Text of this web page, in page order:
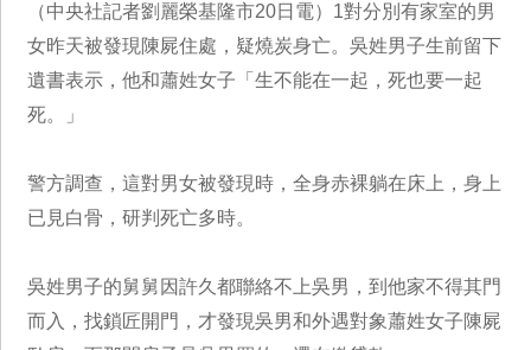
（中央社記者劉麗榮基隆市20日電）1對分別有家室的男
女昨天被發現陳屍住處，疑燒炭身亡。吳姓男子生前留下
遺書表示，他和蕭姓女子「生不能在一起，死也要一起
死。」
警方調查，這對男女被發現時，全身赤裸躺在床上，身上
已見白骨，研判死亡多時。
吳姓男子的舅舅因許久都聯絡不上吳男，到他家不得其門
而入，找鎖匠開門，才發現吳男和外遇對象蕭姓女子陳屍